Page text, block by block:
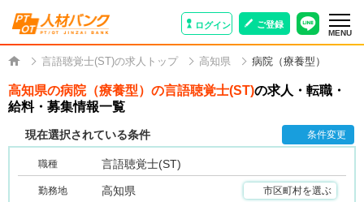
ログイン ご登録
MENU
言語聴覚士(ST)の求人トップ 高知県 病院（療養型）
高知県の病院（療養型）の言語聴覚士(ST)の求人・転職・
給料・募集情報一覧
現在選択されている条件 条件変更
職種 言語聴覚士(ST)
勤務地 高知県 市区町村を選ぶ